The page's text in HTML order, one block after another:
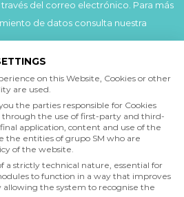
del correo electrónico. Para más
de datos consulta nuestra
de uso
comerciales de grupo SM
on this Website, Cookies or other
are used.
the parties responsible for Cookies
the use of first-party and third-
application, content and use of the
the entities of grupo SM who are
of the website.
a strictly technical nature, essential for
to function in a way that improves
the system to recognise the